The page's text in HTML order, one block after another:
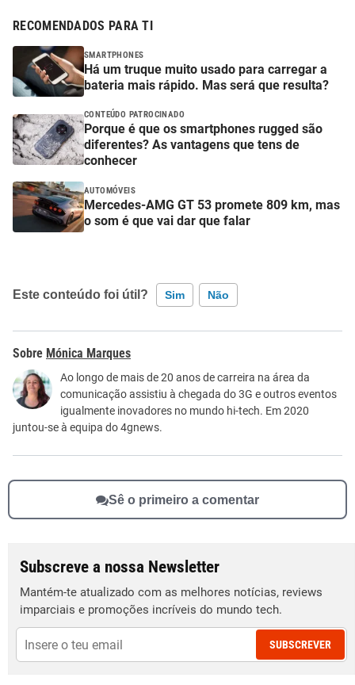
RECOMENDADOS PARA TI
SMARTPHONES
Há um truque muito usado para carregar a
bateria mais rápido. Mas será que resulta?
CONTEÚDO PATROCINADO
Porque é que os smartphones rugged são
diferentes? As vantagens que tens de
conhecer
AUTOMÓVEIS
Mercedes-AMG GT 53 promete 809 km, mas
o som é que vai dar que falar
Este conteúdo foi útil? Sim Não
Este conteúdo contém informação incorreta
Este conteúdo não tem a informação que procuro
Outro
Mónica Marques
Ao longo de mais de 20 anos de carreira na área da
comunicação assistiu à chegada do 3G e outros eventos
igualmente inovadores no mundo hi-tech. Em 2020
juntou-se à equipa do 4gnews.
Sê o primeiro a comentar
Subscreve a nossa Newsletter
Mantém-te atualizado com as melhores notícias, reviews
imparciais e promoções incríveis do mundo tech.
SUBSCREVER